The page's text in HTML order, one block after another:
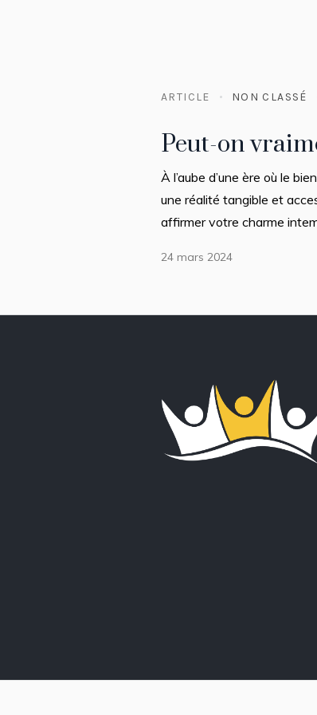
ARTICLE NON CLASSÉ
Peut-on
À l’aube d’une ère où le
une réalité tangible et
affirmer votre charme
24 mars 2024